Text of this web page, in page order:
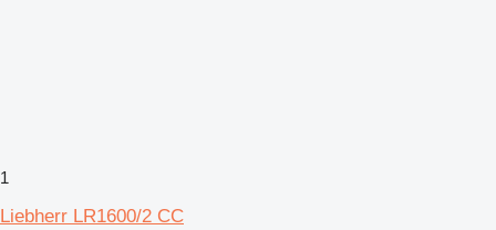
1
Liebherr LR1600/2 CC